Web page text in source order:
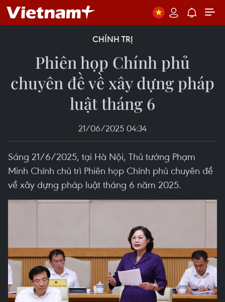
CHÍNH TRỊ
Phiên họp Chính phủ
chuyên đề về xây dựng pháp
luật tháng 6
21/06/2025 04:34
Sáng 21/6/2025, tại Hà Nội, Thủ tướng Phạm
Minh Chính chủ trì Phiên họp Chính phủ chuyên đề
về xây dựng pháp luật tháng 6 năm 2025.